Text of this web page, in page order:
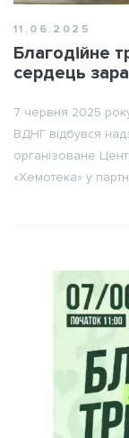
11.06.2025
Благодійне
сердець
7 червня 2025
ВДНГ відбувся
організоване
«Хемотека» у